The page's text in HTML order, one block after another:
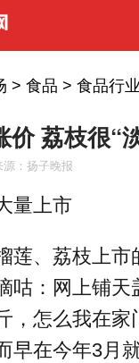
> 食品 > 食品行
价 荔枝很“
源：扬子晚报
量上市
莲、荔枝上市
咕：网上铺天
，怎么我在家
早在今年3月